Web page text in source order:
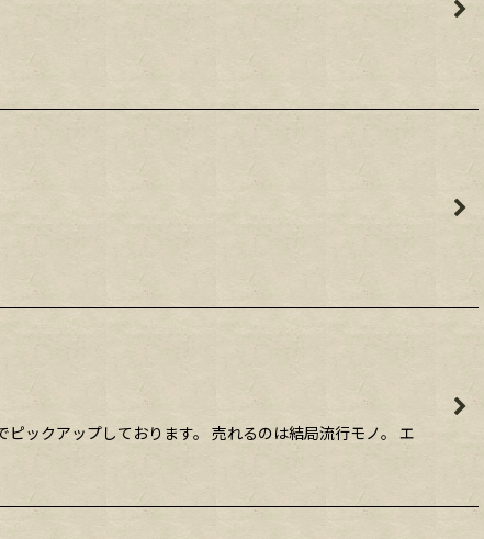
ックアップしております。 売れるのは結局流行モノ。 エ